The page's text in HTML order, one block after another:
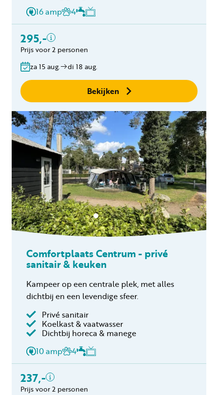
16 amp
4
295,-
Geen boekingskosten
Prijs voor 2 personen
za 15 aug. di 18 aug.
Bekijken
Comfortplaats Centrum - privé
sanitair & keuken
Kampeer op een centrale plek, met alles
dichtbij en een levendige sfeer.
Privé sanitair
Koelkast & vaatwasser
Dichtbij horeca & manege
10 amp
4
237,-
Inclusief
Privé sanitair
Verblijfskosten
Prijs voor 2 personen